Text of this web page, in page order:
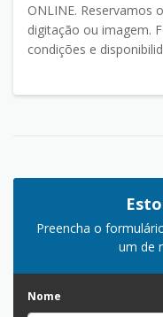
ONLINE. Reservamos
digitação ou imagem.
condições e
Preencha o
um de
Nome